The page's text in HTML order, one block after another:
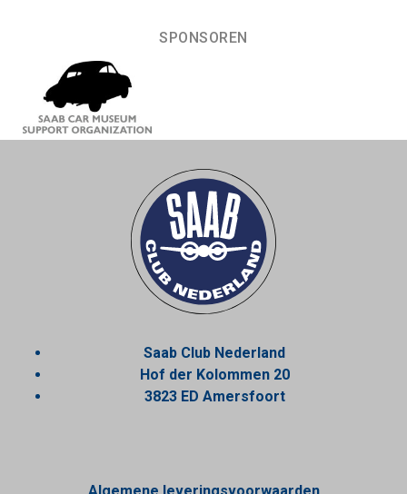
SPONSOREN
Saab Club Nederland
Hof der Kolommen 20
3823 ED Amersfoort